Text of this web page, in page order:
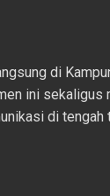
di
ini sekaligus
di tengah